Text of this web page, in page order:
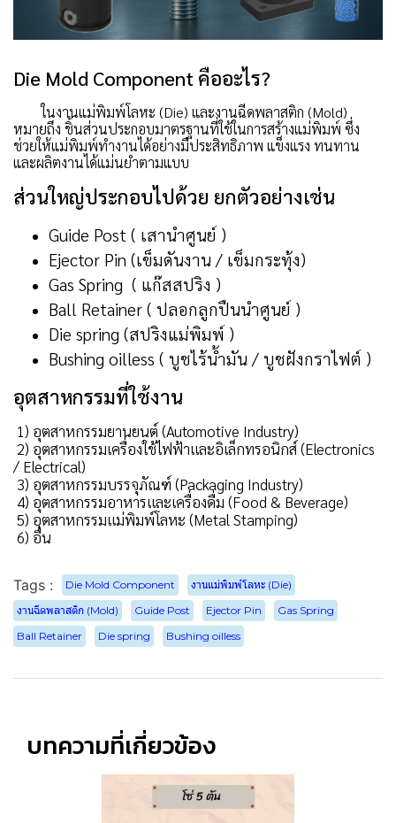
Die Mold Component คืออะไร?
ในงานแม่พิมพ์โลหะ (Die) และงานฉีดพลาสติก (Mold)
หมายถึง ชิ้นส่วนประกอบมาตรฐานที่ใช้ในการสร้างแม่พิมพ์ ซึ่ง
ช่วยให้แม่พิมพ์ทำงานได้อย่างมีประสิทธิภาพ แข็งแรง ทนทาน
และผลิตงานได้แม่นยำตามแบบ
ส่วนใหญ่ประกอบไปด้วย ยกตัวอย่างเช่น
Guide Post ( เสานำศูนย์ )
Ejector Pin (เข็มดันงาน / เข็มกระทุ้ง)
Gas Spring ( แก๊สสปริง )
Ball Retainer ( ปลอกลูกปืนนำศูนย์ )
Die spring (สปริงแม่พิมพ์ )
Bushing oilless ( บูชไร้น้ำมัน / บูชฝังกราไฟต์ )
อุตสาหกรรมที่ใช้งาน
1) อุตสาหกรรมยานยนต์ (Automotive Industry)
2) อุตสาหกรรมเครื่องใช้ไฟฟ้าและอิเล็กทรอนิกส์ (Electronics
/ Electrical)
3) อุตสาหกรรมบรรจุภัณฑ์ (Packaging Industry)
4) อุตสาหกรรมอาหารและเครื่องดื่ม (Food & Beverage)
5) อุตสาหกรรมแม่พิมพ์โลหะ (Metal Stamping)
6) อื่น
Tags : Die Mold Component
งานแม่พิมพ์โลหะ (Die)
งานฉีดพลาสติก (Mold)
Guide Post Ejector Pin
Gas Spring
Ball Retainer
Die spring Bushing oilless
บทความที่เกี่ยวข้อง